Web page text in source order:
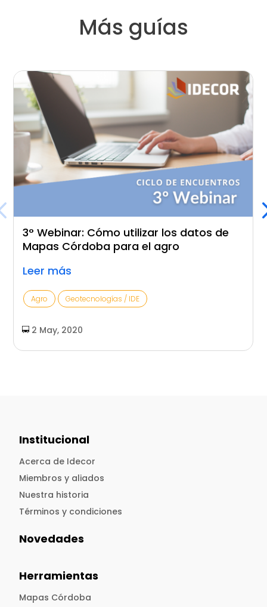
Más guías
3° Webinar: Cómo utilizar los datos de
Mapas Córdoba para el agro
Leer más
Agro Geotecnologías / IDE
2 May, 2020
Institucional
Acerca de Idecor
Miembros y aliados
Nuestra historia
Términos y condiciones
Novedades
Herramientas
Mapas Córdoba